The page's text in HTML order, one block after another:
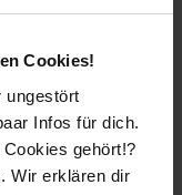
Cookies!
ungestört
Infos für dich.
gehört!?
Wir erklären dir